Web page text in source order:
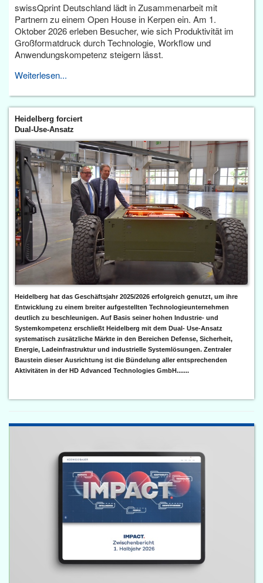
swissQprint Deutschland lädt in Zusammenarbeit mit
Partnern zu einem Open House in Kerpen ein. Am 1.
Oktober 2026 erleben Besucher, wie sich Produktivität im
Großformatdruck durch Technologie, Workflow und
Anwendungskompetenz steigern lässt.
Weiterlesen...
Heidelberg forciert
Dual-Use-Ansatz
Heidelberg hat das Geschäftsjahr 2025/2026 erfolgreich genutzt, um ihre
Entwicklung zu einem breiter aufgestellten Technologieunternehmen
deutlich zu beschleunigen. Auf Basis seiner hohen Industrie- und
Systemkompetenz erschließt Heidelberg mit dem Dual- Use-Ansatz
systematisch zusätzliche Märkte in den Bereichen Defense, Sicherheit,
Energie, Ladeinfrastruktur und industrielle Systemlösungen. Zentraler
Baustein dieser Ausrichtung ist die Bündelung aller entsprechenden
Aktivitäten in der HD Advanced Technologies GmbH.......